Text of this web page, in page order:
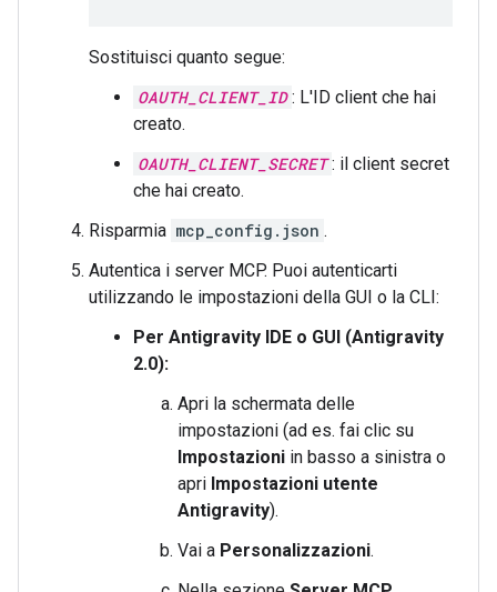
Sostituisci quanto segue:
OAUTH_CLIENT_ID : L'ID client che hai
creato.
OAUTH_CLIENT_SECRET : il client secret
che hai creato.
Risparmia mcp_config.json .
Autentica i server MCP. Puoi autenticarti
utilizzando le impostazioni della GUI o la CLI:
Per Antigravity IDE o GUI (Antigravity
2.0):
Apri la schermata delle
impostazioni (ad es. fai clic su
Impostazioni in basso a sinistra o
apri Impostazioni utente
Antigravity).
Vai a Personalizzazioni.